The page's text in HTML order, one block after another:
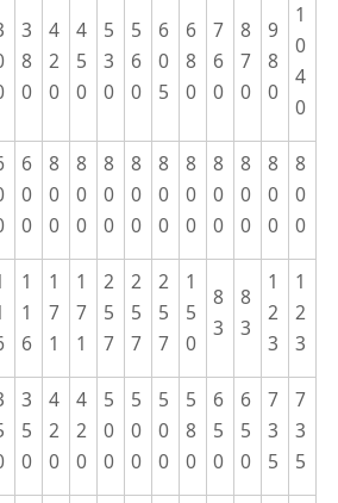
3
8
0
4
2
0
4
5
0
5
3
0
5
6
0
6
0
5
6
8
0
7
6
0
8
7
0
9
8
0
1
0
4
0
6
0
0
8
0
0
8
0
0
8
0
0
8
0
0
8
0
0
8
0
0
8
0
0
8
0
0
8
0
0
8
0
0
1
1
6
1
7
1
1
7
1
2
5
7
2
5
7
2
5
7
1
5
0
8
3
8
3
1
2
3
1
2
3
3
5
0
4
2
0
4
2
0
5
0
0
5
0
0
5
0
0
5
8
0
6
5
0
6
5
0
7
3
5
7
3
5